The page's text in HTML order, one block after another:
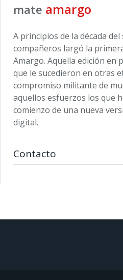
mate amargo
A principios de la década
compañeros largó la
Amargo. Aquella edición en
que le sucedieron en otras
compromiso militante de
aquellos esfuerzos los que
comienzo de una nueva
digital.
Contacto